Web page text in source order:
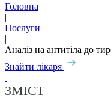
Головна
|
Послуги
|
Аналіз на антитіла до
Знайти лікаря
ЗМІСТ